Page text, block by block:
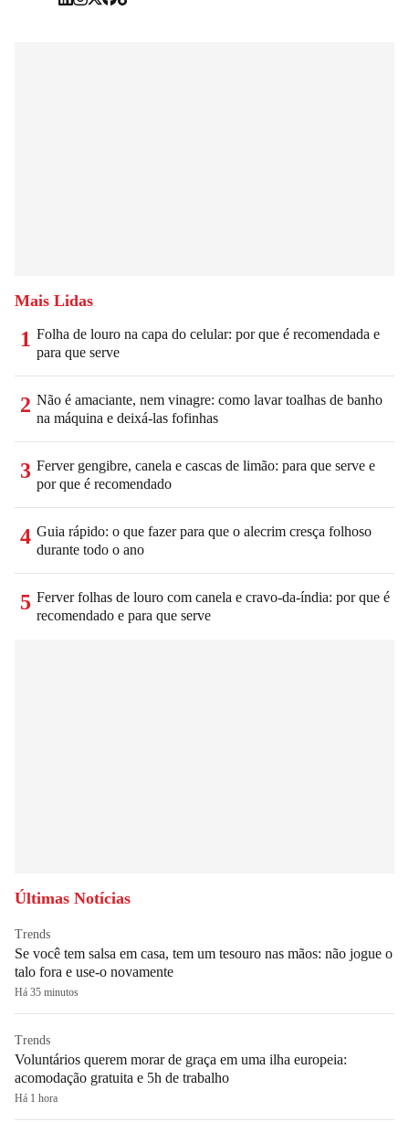
Mais Lidas
1 Folha de louro na capa do celular: por que é recomendada e
para que serve
2 Não é amaciante, nem vinagre: como lavar toalhas de banho
na máquina e deixá-las fofinhas
3 Ferver gengibre, canela e cascas de limão: para que serve e
por que é recomendado
4 Guia rápido: o que fazer para que o alecrim cresça folhoso
durante todo o ano
5 Ferver folhas de louro com canela e cravo-da-índia: por que é
recomendado e para que serve
Últimas Notícias
Trends
Se você tem salsa em casa, tem um tesouro nas mãos: não jogue o
talo fora e use-o novamente
Há 35 minutos
Trends
Voluntários querem morar de graça em uma ilha europeia:
acomodação gratuita e 5h de trabalho
Há 1 hora